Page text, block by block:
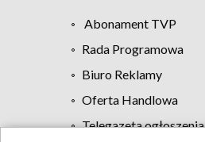
Abonament TVP
Rada Programowa
Biuro Reklamy
Oferta Handlowa
Telegazeta ogłoszenia